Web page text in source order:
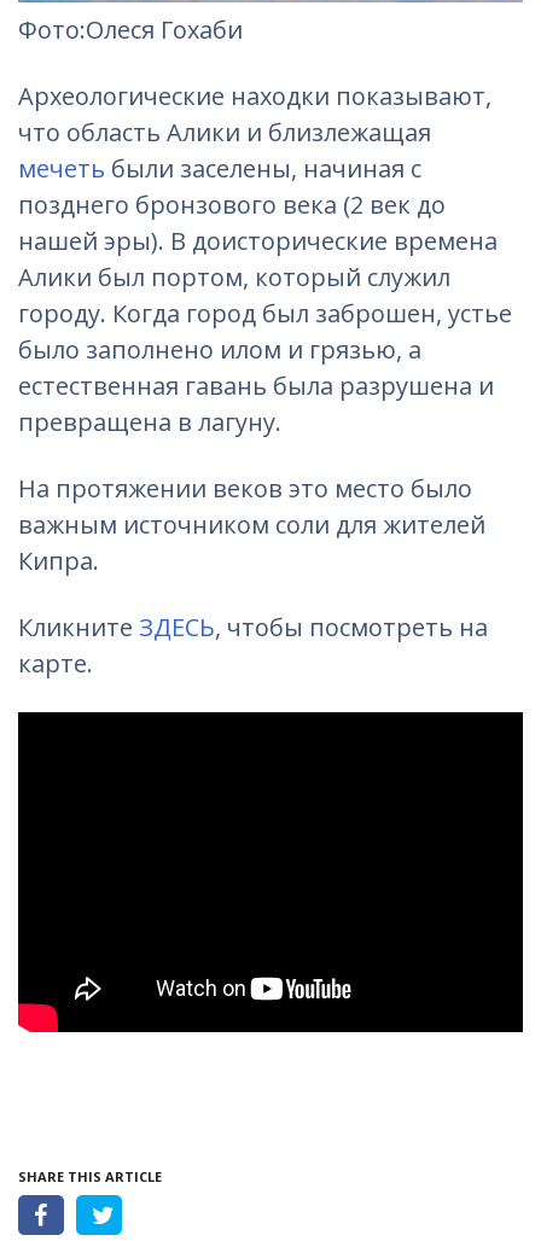
Фото:Олеся Гохаби
Археологические находки показывают,
что область Алики и близлежащая
мечеть были заселены, начиная с
позднего бронзового века (2 век до
нашей эры). В доисторические времена
Алики был портом, который служил
городу. Когда город был заброшен, устье
было заполнено илом и грязью, а
естественная гавань была разрушена и
превращена в лагуну.
На протяжении веков это место было
важным источником соли для жителей
Кипра.
Кликните ЗДЕСЬ, чтобы посмотреть на
карте.
SHARE THIS ARTICLE